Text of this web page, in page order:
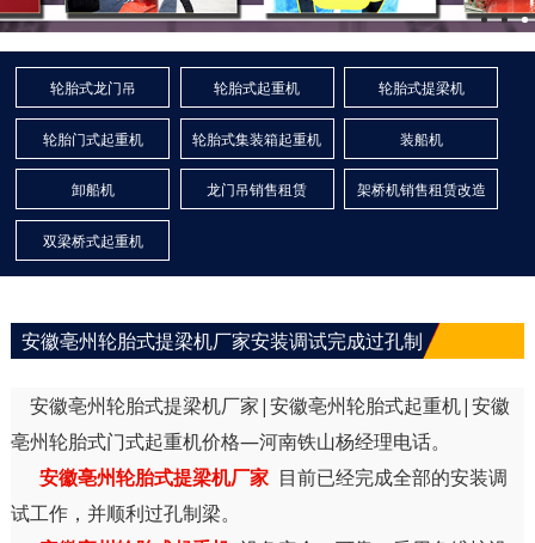
轮胎式龙门吊 轮胎式起重机 轮胎式提梁机
轮胎门式起重机 轮胎式集装箱起重机 装船机
卸船机 龙门吊销售租赁 架桥机销售租赁改造
双梁桥式起重机
安徽亳州轮胎式提梁机厂家安装调试完成过孔制
安徽亳州轮胎式提梁机厂家|安徽亳州轮胎式起重机|安徽
亳州轮胎式门式起重机价格—河南铁山杨经理电话。
安徽亳州轮胎式提梁机厂家 目前已经完成全部的安装调
试工作，并顺利过孔制梁。